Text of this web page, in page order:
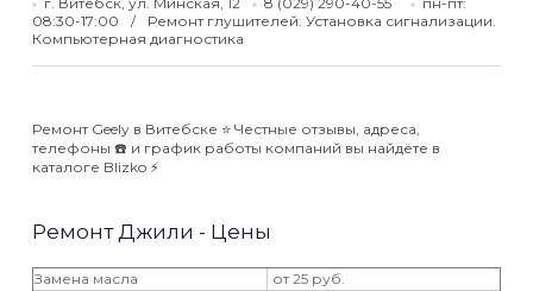
08:30-17:00
Ремонт глушителей. Установка сигнализации.
Компьютерная диагностика
Ремонт Geely в Витебске ⭐️ Честные отзывы, адреса,
телефоны ☎️ и график работы компаний вы найдёте в
каталоге Blizko ⚡️
Ремонт Джили - Цены
Замена масла
от 25 руб.